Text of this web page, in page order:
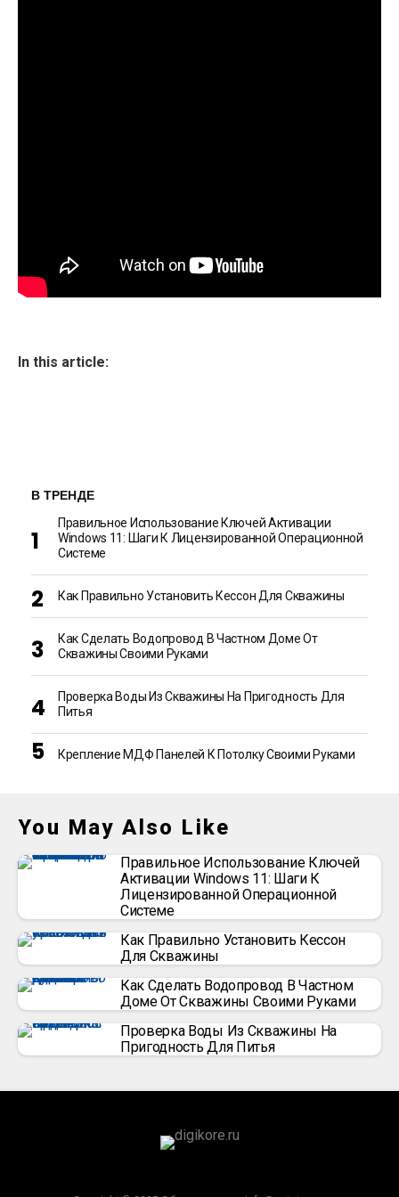
In this article:
В ТРЕНДЕ
Правильное Использование Ключей Активации
Windows 11: Шаги К Лицензированной Операционной
Системе
Как Правильно Установить Кессон Для Скважины
Как Сделать Водопровод В Частном Доме От
Скважины Своими Руками
Проверка Воды Из Скважины На Пригодность Для
Питья
Крепление МДФ Панелей К Потолку Своими Руками
You May Also Like
Правильное Использование Ключей
Активации Windows 11: Шаги К
Лицензированной Операционной
Системе
Как Правильно Установить Кессон
Для Скважины
Как Сделать Водопровод В Частном
Доме От Скважины Своими Руками
Проверка Воды Из Скважины На
Пригодность Для Питья